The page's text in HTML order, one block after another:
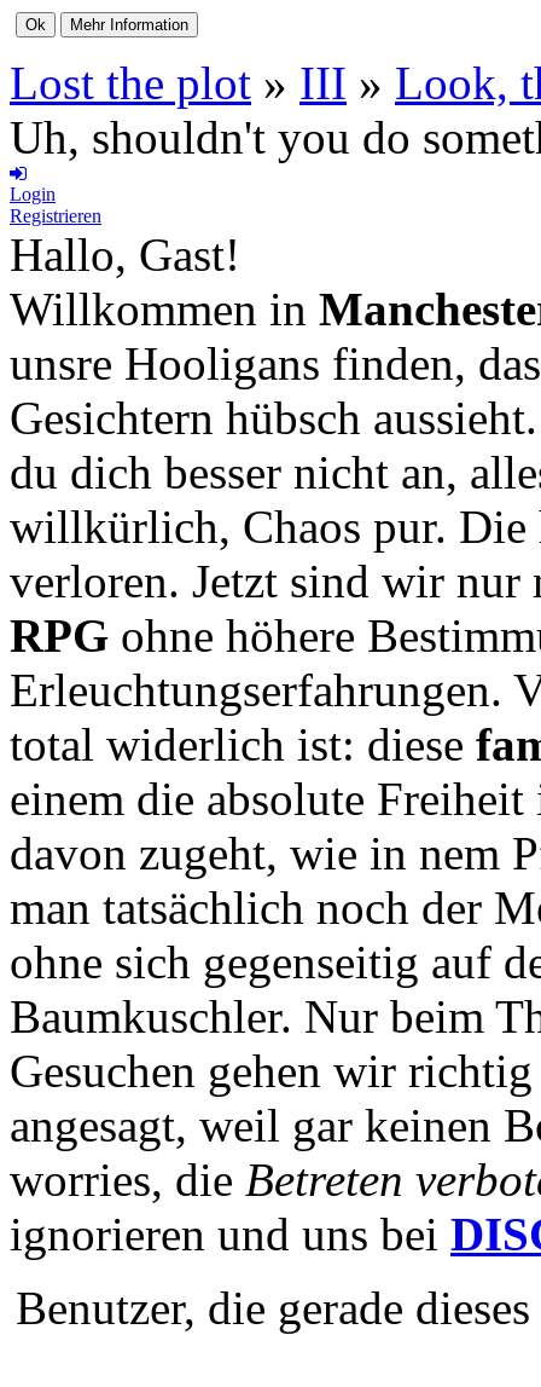
Lost the plot » III » Look,
Uh, shouldn't you do
Login
Registrieren
Hallo, Gast!
Willkommen in
unsre Hooligans finden,
Gesichtern hübsch
du dich besser nicht an,
willkürlich, Chaos pur. Die
verloren. Jetzt sind wir nur
RPG ohne höhere
Erleuchtungserfahrungen.
total widerlich ist: diese
einem die absolute
davon zugeht, wie in nem
man tatsächlich noch der
ohne sich gegenseitig auf
Baumkuschler. Nur beim
Gesuchen gehen wir
angesagt, weil gar keinen
worries, die Betreten
ignorieren und uns bei
Benutzer, die gerade